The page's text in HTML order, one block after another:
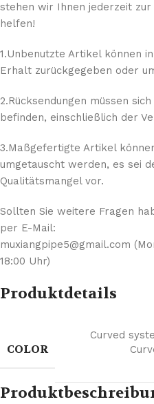
stehen wir Ihnen jederzeit zur
helfen!
1.Unbenutzte Artikel können
Erhalt zurückgegeben oder
2.Rücksendungen müssen
befinden, einschließlich der
3.Maßgefertigte Artikel
umgetauscht werden, es sei
Qualitätsmangel vor.
Sollten Sie weitere Fragen
per E-Mail:
muxiangpipe5@gmail.com
18:00 Uhr)
Produktdetails
COLOR
Curved